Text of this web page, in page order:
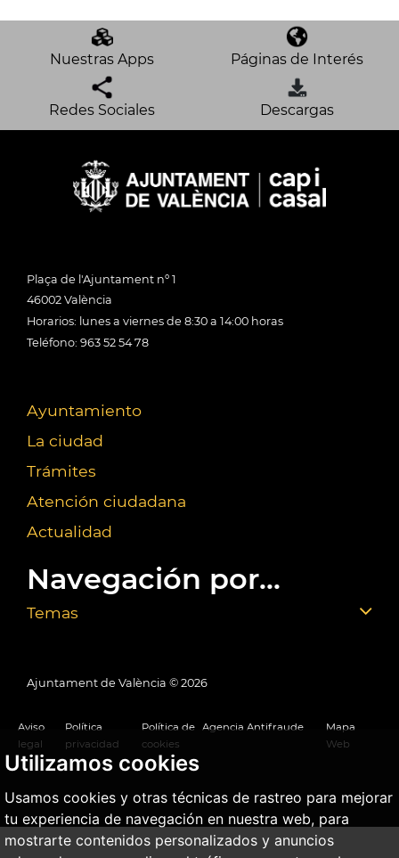
Utilizamos cookies
Usamos cookies y otras técnicas de rastreo para mejorar
tu experiencia de navegación en nuestra web, para
mostrarte contenidos personalizados y anuncios
Nuestras Apps Páginas de Interés
Redes Sociales Descargas
Plaça de l'Ajuntament nº 1
46002 València
Horarios: lunes a viernes de 8:30 a 14:00 horas
Teléfono: 963 52 54 78
Ayuntamiento
La ciudad
Trámites
Atención ciudadana
Actualidad
Navegación por...
Temas
Ajuntament de València © 2026
Aviso
legal
Política
privacidad
Política de
cookies
Agencia Antifraude
Mapa
Web